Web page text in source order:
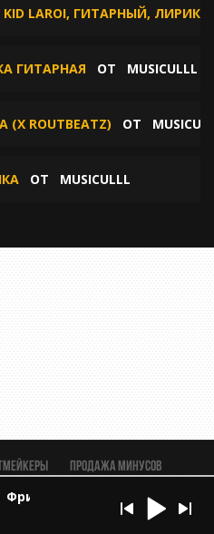
KID LAROI, ГИТАРНЫЙ,
ГИТАРНАЯ ОТ MUSICULLL
ROUTBEATZ) ОТ
ОТ MUSICULLL
Фристайл Реп Треп Бит)
Продажа минусов
Пользовательское соглашение